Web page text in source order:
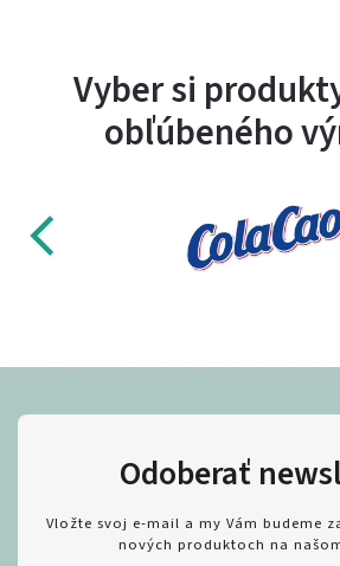
Vyber si
obľúbeného
Odoberať
Vložte svoj e-mail a my Vám budeme
nových produktoch na